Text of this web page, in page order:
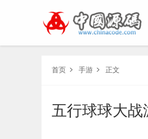
首页  手游  正文
五行球球大战